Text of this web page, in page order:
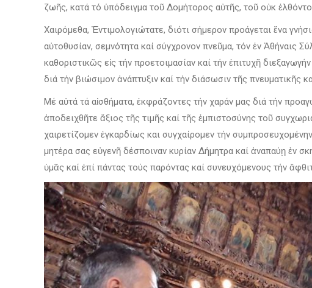
ζωῆς, κατά τό ὑπόδειγμα τοῦ Δομήτορος αὐτῆς, τοῦ οὐκ
Χαιρόμεθα, Ἐντιμολογιώτατε, διότι σήμερον προάγεται ἕνα
αὐτοθυσίαν, σεμνότητα καί σύγχρονον πνεῦμα, τόν ἐν Ἀθήναις
καθοριστικῶς εἰς τήν προετοιμασίαν καί τήν ἐπιτυχῆ
διά τήν βιώσιμον ἀνάπτυξιν καί τήν διάσωσιν τῆς πνευματικῆς
Μέ αὐτά τά αἰσθήματα, ἐκφράζοντες τήν χαράν μας διά τήν
ἀποδειχθῆτε ἄξιος τῆς τιμῆς καί τῆς ἐμπιστοσύνης τοῦ
χαιρετίζομεν ἐγκαρδίως και συγχαίρομεν τήν
μητέρα σας εὐγενῆ δέσποιναν κυρίαν Δήμητρα καί ἀναπαύῃ ἐν
ὑμᾶς καί ἐπί πάντας τούς παρόντας καί συνευχόμενους τήν